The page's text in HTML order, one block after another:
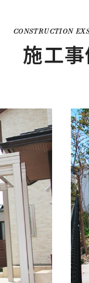
CONSTRUCTION
施工